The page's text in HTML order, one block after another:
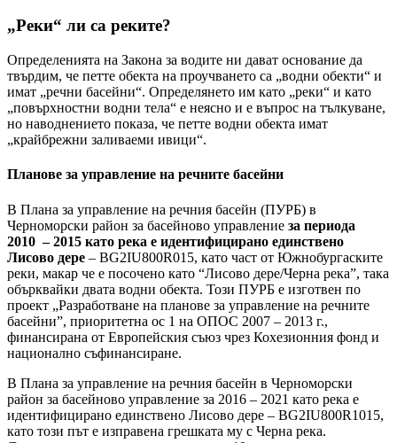
„Реки“ ли са реките?
Определенията на Закона за водите ни дават основание да
твърдим, че петте обекта на проучването са „водни обекти“ и
имат „речни басейни“. Определянето им като „реки“ и като
„повърхностни водни тела“ е неясно и е въпрос на тълкуване,
но наводнението показа, че петте водни обекта имат
„крайбрежни заливаеми ивици“.
Планове за управление на речните басейни
В Плана за управление на речния басейн (ПУРБ) в
Черноморски район за басейново управление за периода
2010 – 2015 като река е идентифицирано единствено
Лисово дере – BG2IU800R015, като част от Южнобургаските
реки, макар че е посочено като “Лисово дере/Черна река”, така
обърквайки двата водни обекта. Този ПУРБ е изготвен по
проект „Разработване на планове за управление на речните
басейни”, приоритетна ос 1 на ОПОС 2007 – 2013 г.,
финансирана от Европейския съюз чрез Кохезионния фонд и
национално съфинансиране.
В Плана за управление на речния басейн в Черноморски
район за басейново управление за 2016 – 2021 като река е
идентифицирано единствено Лисово дере – BG2IU800R1015,
като този път е изправена грешката му с Черна река.